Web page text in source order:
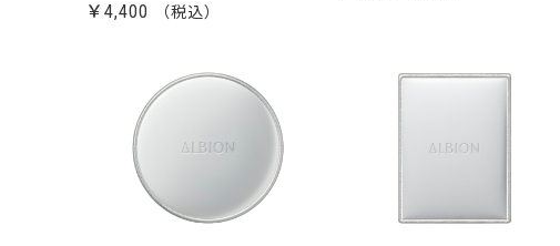
￥4,400